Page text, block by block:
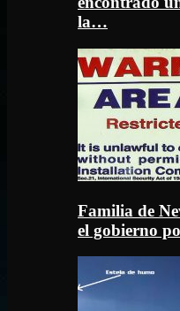
la…
Familia de
el gobierno